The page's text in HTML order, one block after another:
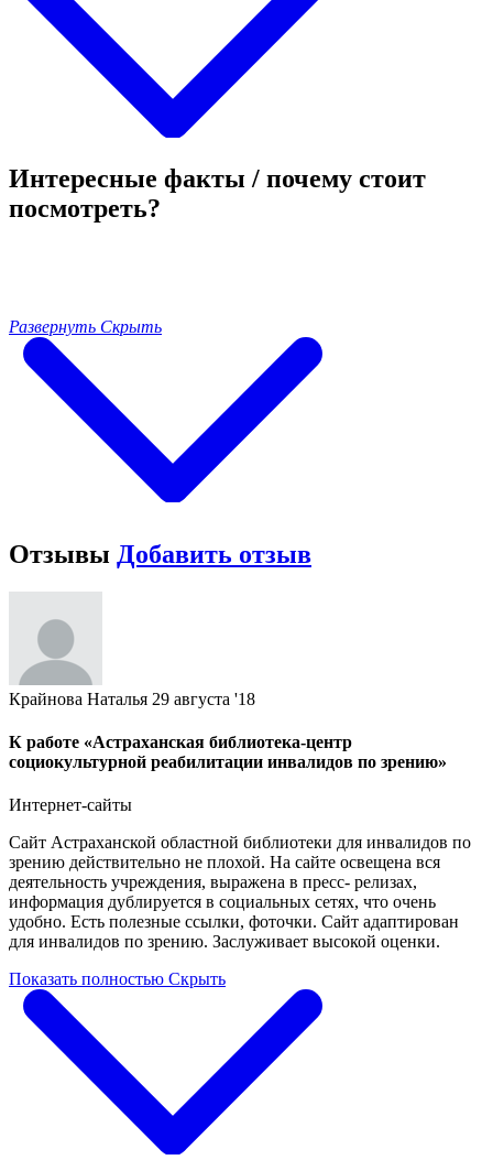
Интересные факты / почему стоит
посмотреть?
Развернуть Скрыть
Отзывы Добавить отзыв
Крайнова Наталья 29 августа '18
К работе «Астраханская библиотека-центр
социокультурной реабилитации инвалидов по зрению»
Интернет-сайты
Сайт Астраханской областной библиотеки для инвалидов по
зрению действительно не плохой. На сайте освещена вся
деятельность учреждения, выражена в пресс- релизах,
информация дублируется в социальных сетях, что очень
удобно. Есть полезные ссылки, фоточки. Сайт адаптирован
для инвалидов по зрению. Заслуживает высокой оценки.
Показать полностью Скрыть